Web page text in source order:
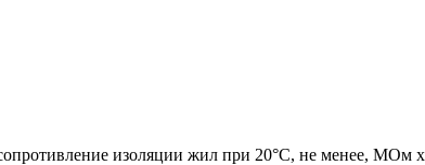
изоляции жил при 20°C, не менее, МОм